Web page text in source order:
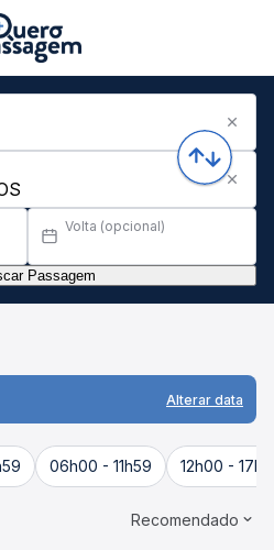
Volta (opcional)
Passagem
Alterar data
06h00 - 11h59 12h00 -
Recomendado